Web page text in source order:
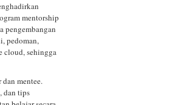
mentorship
pengembangan
pedoman,
cloud, sehingga
mentee.
dan tips